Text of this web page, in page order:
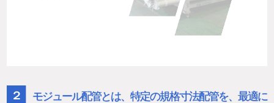
２
モジュール配管とは、特定の規格寸法配管を、最適に